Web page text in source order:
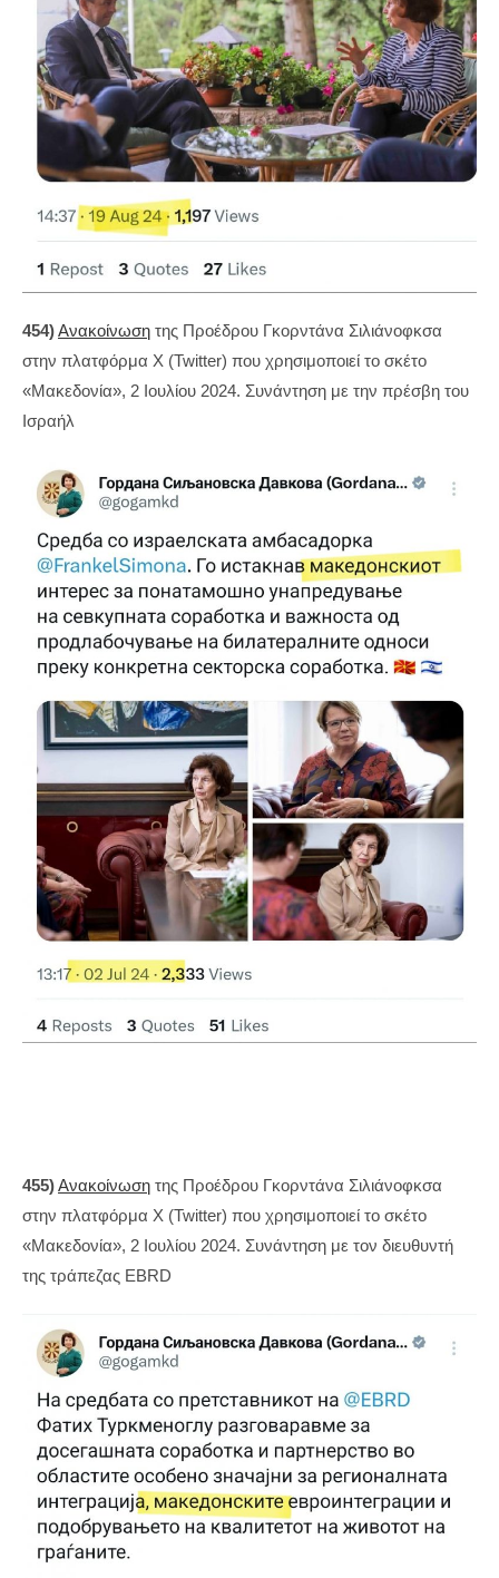
454)Ανακοίνωση της Προέδρου Γκορντάνα Σιλιάνοφκσα
στην πλατφόρμα X (Twitter) που χρησιμοποιεί το σκέτο
«Μακεδονία», 2 Ιουλίου 2024. Συνάντηση με την πρέσβη του
Ισραήλ
455)Ανακοίνωση της Προέδρου Γκορντάνα Σιλιάνοφκσα
στην πλατφόρμα X (Twitter) που χρησιμοποιεί το σκέτο
«Μακεδονία», 2 Ιουλίου 2024. Συνάντηση με τον διευθυντή
της τράπεζας EBRD